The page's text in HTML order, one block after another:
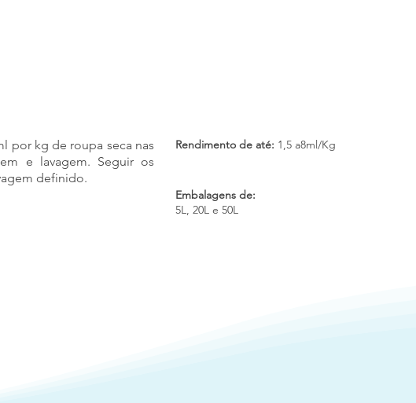
por kg de roupa seca nas
e lavagem. Seguir os
definido.
Embalagens de:
5L, 20L e 50L
Rendimento de até: 1,5 a8ml/Kg